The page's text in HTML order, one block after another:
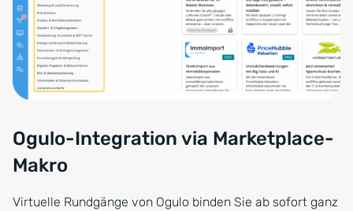
Ogulo-Integration via Marketplace-
Makro
Virtuelle Rundgänge von Ogulo binden Sie ab sofort ganz